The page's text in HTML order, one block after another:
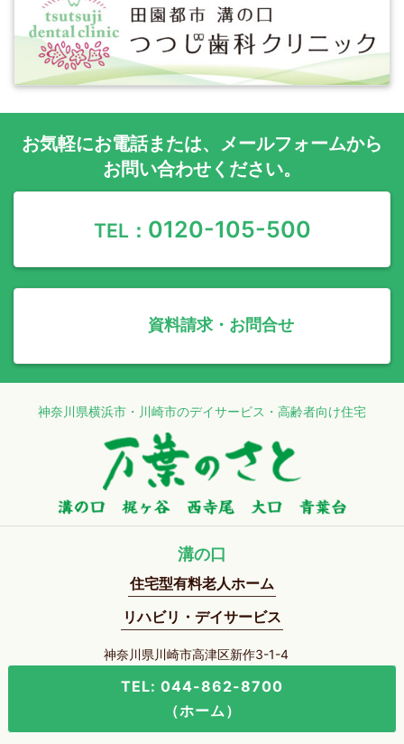
お気軽にお電話または、 メールフォームから
お問い合わせください。
TEL： 0120-105-500
資料請求・お問合せ
神奈川県横浜市・川崎市のデイサービス・高齢者向け住宅
溝の口
住宅型有料老人ホーム
リハビリ・デイサービス
神奈川県川崎市高津区新作3-1-4
TEL: 044-862-8700
（ホーム）